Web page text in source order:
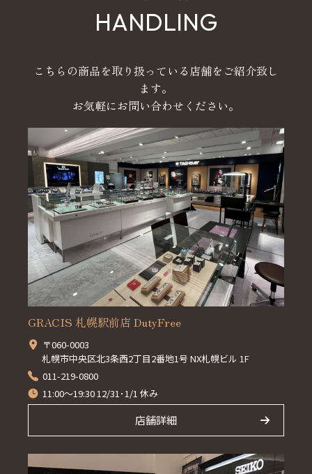
HANDLING
こちらの商品を取り扱っている店舗をご紹介致し
ます。
お気軽にお問い合わせください。
GRACIS 札幌駅前店 DutyFree
〒060-0003
札幌市中央区北3条西2丁目2番地1号 NX札幌ビル 1F
011-219-0800
11:00～19:30 12/31･1/1 休み
店舗詳細